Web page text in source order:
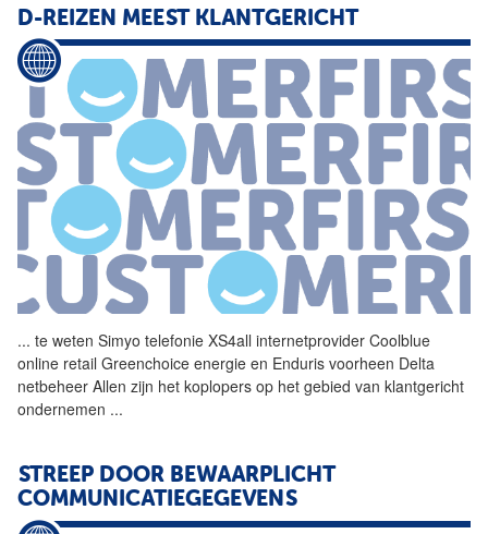
D-REIZEN MEEST KLANTGERICHT
... te weten Simyo telefonie XS4all internetprovider Coolblue
online retail Greenchoice energie en Enduris voorheen Delta
netbeheer Allen zijn het koplopers op het gebied van klantgericht
ondernemen ...
STREEP DOOR BEWAARPLICHT
COMMUNICATIEGEGEVENS